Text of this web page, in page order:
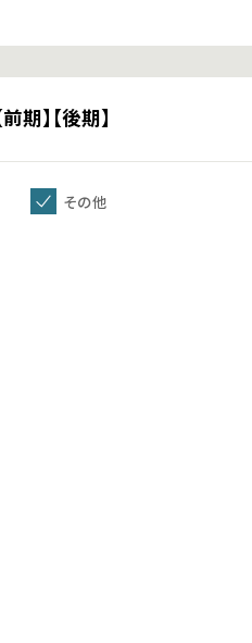
】【後期】
その他